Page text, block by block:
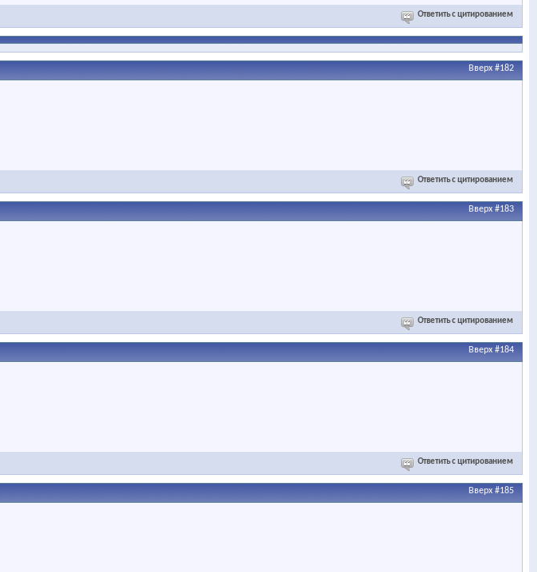
Ответить с цитированием
Вверх #182
Ответить с цитированием
Вверх #183
Ответить с цитированием
Вверх #184
Ответить с цитированием
Вверх #185